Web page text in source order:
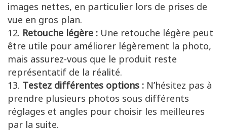
images nettes, en particulier lors de prises de
vue en gros plan.
Retouche légère : Une retouche légère peut
être utile pour améliorer légèrement la photo,
mais assurez-vous que le produit reste
représentatif de la réalité.
Testez différentes options : N’hésitez pas à
prendre plusieurs photos sous différents
réglages et angles pour choisir les meilleures
par la suite.